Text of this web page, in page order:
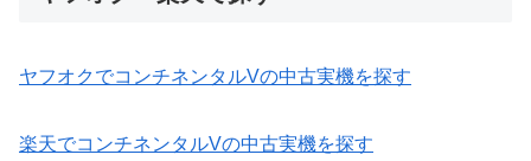
ヤフオクでコンチネンタルVの中古実機を探す
楽天でコンチネンタルVの中古実機を探す